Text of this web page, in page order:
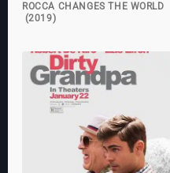
ROCCA CHANGES THE WORLD
(2019)